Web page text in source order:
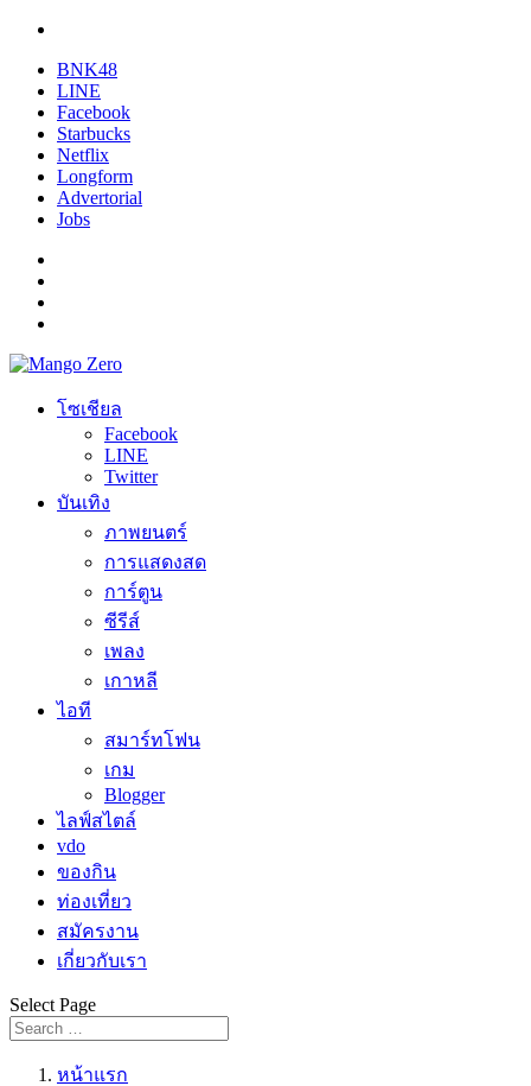
BNK48
LINE
Facebook
Starbucks
Netflix
Longform
Advertorial
Jobs
โซเชียล
Facebook
LINE
Twitter
บันเทิง
ภาพยนตร์
การแสดงสด
การ์ตูน
ซีรีส์
เพลง
เกาหลี
ไอที
สมาร์ทโฟน
เกม
Blogger
ไลฟ์สไตล์
vdo
ของกิน
ท่องเที่ยว
สมัครงาน
เกี่ยวกับเรา
Select Page
หน้าแรก